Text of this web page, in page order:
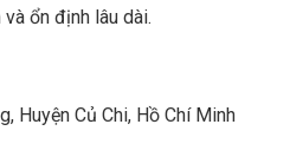
ổn định lâu dài.
Huyện Củ Chi, Hồ Chí Minh